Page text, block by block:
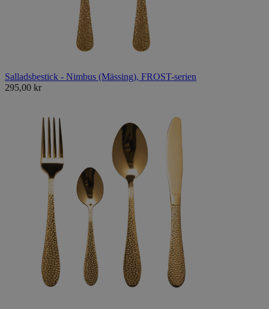
Salladsbestick - Nimbus (Mässing), FROST-serien
295,00 kr